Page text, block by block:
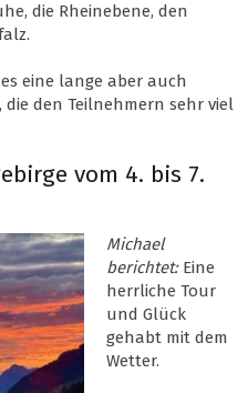
die Rheinebene, den
eine lange aber auch
den Teilnehmern sehr viel
vom 4. bis 7.
Michael
berichtet: Eine
herrliche Tour
und Glück
gehabt mit dem
Wetter.